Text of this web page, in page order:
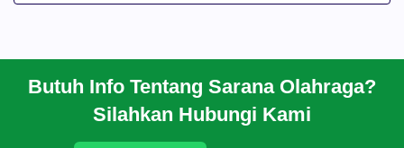
Butuh Info Tentang Sarana Olahraga?
Silahkan Hubungi Kami
CARA PESAN